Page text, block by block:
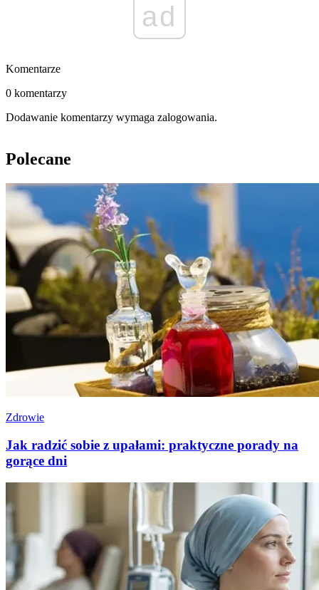
ad
Komentarze
0 komentarzy
Dodawanie komentarzy wymaga zalogowania.
Polecane
Zdrowie
Jak radzić sobie z upałami: praktyczne porady na
gorące dni